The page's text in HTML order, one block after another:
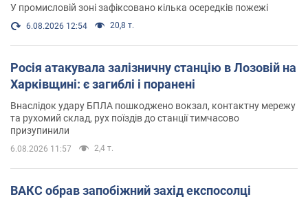
У промисловій зоні зафіксовано кілька осередків пожежі
6.08.2026 12:54 20,8 т.
Росія атакувала залізничну станцію в Лозовій на
Харківщині: є загиблі і поранені
Внаслідок удару БПЛА пошкоджено вокзал, контактну мережу
та рухомий склад, рух поїздів до станції тимчасово
призупинили
6.08.2026 11:57 2,4 т.
ВАКС обрав запобіжний захід експосолці